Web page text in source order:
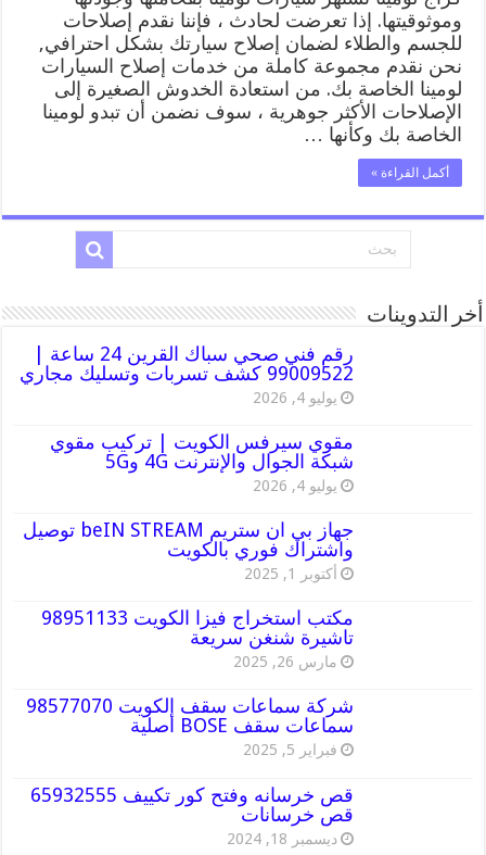
وموثوقيتها. إذا تعرضت لحادث ، فإننا نقدم إصلاحات
للجسم والطلاء لضمان إصلاح سيارتك بشكل احترافي,
نحن نقدم مجموعة كاملة من خدمات إصلاح السيارات
لومينا الخاصة بك. من استعادة الخدوش الصغيرة إلى
الإصلاحات الأكثر جوهرية ، سوف نضمن أن تبدو لومينا
الخاصة بك وكأنها …
أكمل القراءة »
أخر التدوينات
رقم فني صحي سباك القرين 24 ساعة |
99009522 كشف تسربات وتسليك مجاري
يوليو 4, 2026
مقوي سيرفس الكويت | تركيب مقوي
شبكة الجوال والإنترنت 4G و5G
يوليو 4, 2026
جهاز بي ان ستريم beIN STREAM توصيل
واشتراك فوري بالكويت
أكتوبر 1, 2025
مكتب استخراج فيزا الكويت 98951133
تاشيرة شنغن سريعة
مارس 26, 2025
شركة سماعات سقف الكويت 98577070
سماعات سقف BOSE أصلية
فبراير 5, 2025
قص خرسانه وفتح كور تكييف 65932555
قص خرسانات
ديسمبر 18, 2024